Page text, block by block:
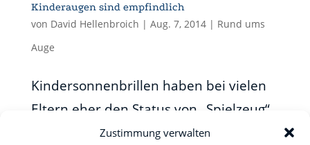
Zustimmung verwalten
Kinderaugen sind empfindlich
von David Hellenbroich | Aug. 7, 2014| Rund ums
Auge
Kindersonnenbrillen haben bei vielen
Eltern eher den Status von „Spielzeug“.
Jedoch sind Kinderaugen gegen